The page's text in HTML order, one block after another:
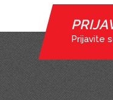
Prijavite